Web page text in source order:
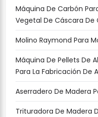
Máquina De Carbón
Vegetal De Cáscara De
Molino Raymond Para
Máquina De Pellets De
Para La Fabricación De
Aserradero De Madera
Trituradora De Madera